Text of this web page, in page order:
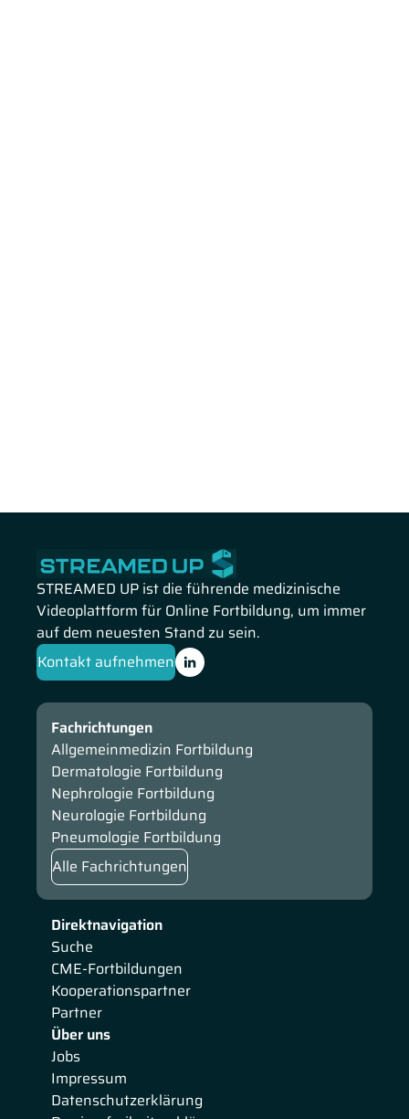
STREAMED UP ist die führende medizinische
Videoplattform für Online Fortbildung, um immer
auf dem neuesten Stand zu sein.
Kontakt aufnehmen
Direktnavigation
Suche
CME-Fortbildungen
Kooperationspartner
Partner
Über uns
Jobs
Impressum
Datenschutzerklärung
Fachrichtungen
Allgemeinmedizin Fortbildung
Dermatologie Fortbildung
Nephrologie Fortbildung
Neurologie Fortbildung
Pneumologie Fortbildung
Alle Fachrichtungen